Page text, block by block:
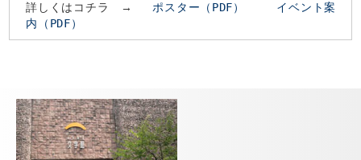
詳しくはコチラ → ポスター（PDF）
イベント案
内（PDF）